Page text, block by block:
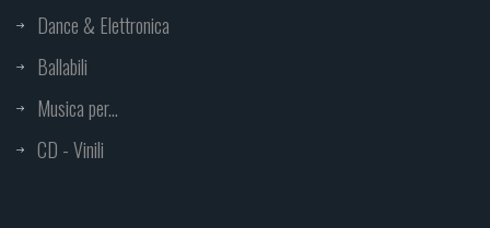
Dance & Elettronica
Ballabili
Musica per...
CD - Vinili